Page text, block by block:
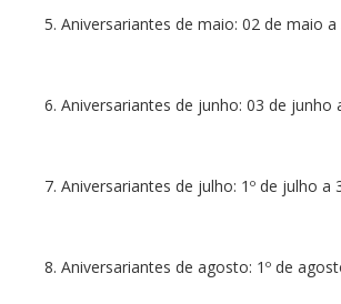
Aniversariantes de maio: 02 de maio
Aniversariantes de junho: 03 de junho
Aniversariantes de julho: 1º de julho a
Aniversariantes de agosto: 1º de